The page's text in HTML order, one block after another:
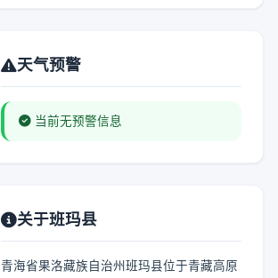
天气预警
当前无预警信息
关于班玛县
青海省果洛藏族自治州班玛县位于青藏高原